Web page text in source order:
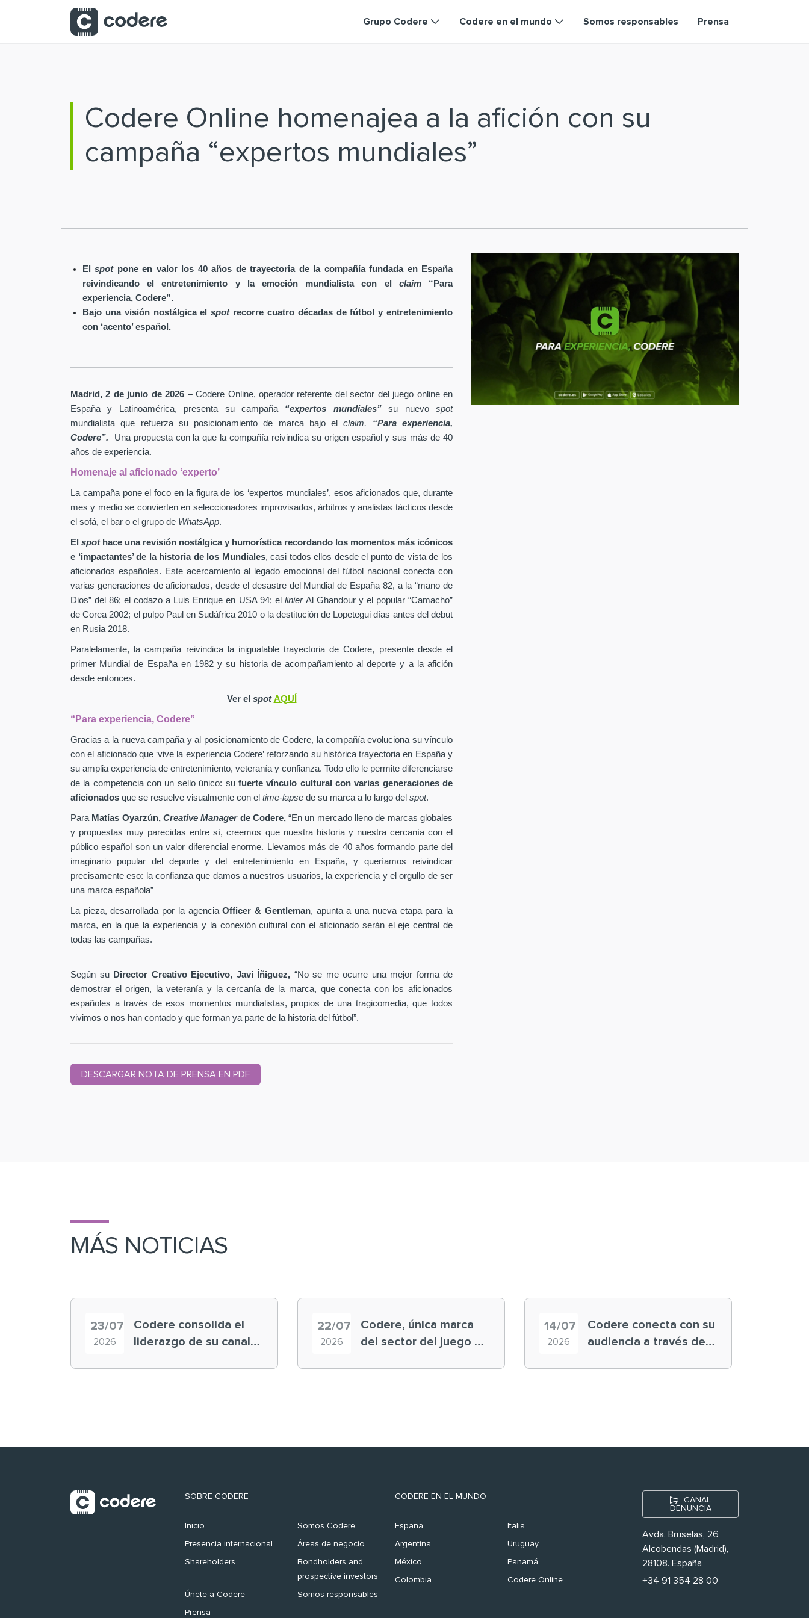
Saltar al contenido principal
Grupo Codere Codere en el mundo Somos responsables Prensa
Codere Online homenajea a la afición con su
campaña “expertos mundiales”
Elspot pone en valor los 40 años de trayectoria de la compañía fundada en España
reivindicando el entretenimiento y la emoción mundialista con el claim“Para
experiencia, Codere”.
Bajo una visión nostálgica elspotrecorre cuatro décadas de fútbol y entretenimiento
con ‘acento’ español.
Madrid, 2 de junio de 2026 –Codere Online, operador referente del sector del juego online en
España y Latinoamérica, presenta su campaña
“expertos mundiales”su nuevospot
mundialista que refuerza su posicionamiento de marca bajo elclaim,
“Para experiencia,
Codere”.
Una propuesta con la que la compañía reivindica su origen español y sus más de 40
años de experiencia.
Homenaje al aficionado ‘experto’
La campaña pone el foco en la figura de los ‘expertos mundiales’, esos aficionados que, durante
mes y medio se convierten en seleccionadores improvisados, árbitros y analistas tácticos desde
el sofá, el bar o el grupo de WhatsApp.
El spothace una revisión nostálgica y humorística recordando los momentos más icónicos
e ‘impactantes’ de la historia de los Mundiales, casi todos ellos desde el punto de vista de los
aficionados españoles. Este acercamiento al legado emocional del fútbol nacional conecta con
varias generaciones de aficionados, desde el desastre del Mundial de España 82, a la “mano de
Dios” del 86; el codazo a Luis Enrique en USA 94; el linier Al Ghandour y el popular “Camacho”
de Corea 2002; el pulpo Paul en Sudáfrica 2010 o la destitución de Lopetegui días antes del debut
en Rusia 2018.
Paralelamente, la campaña reivindica la inigualable trayectoria de Codere, presente desde el
primer Mundial de España en 1982 y su historia de acompañamiento al deporte y a la afición
desde entonces.
Ver el spotAQUÍ
“Para experiencia, Codere”
Gracias a la nueva campaña y al posicionamiento de Codere, la compañía evoluciona su vínculo
con el aficionado que ‘vive la experiencia Codere’ reforzando su histórica trayectoria en España y
su amplia experiencia de entretenimiento, veteranía y confianza. Todo ello le permite diferenciarse
de la competencia con un sello único: su fuerte vínculo cultural con varias generaciones de
aficionados que se resuelve visualmente con el time-lapse de su marca a lo largo del spot.
Para Matías Oyarzún, Creative Managerde Codere,“En un mercado lleno de marcas globales
y propuestas muy parecidas entre sí, creemos que nuestra historia y nuestra cercanía con el
público español son un valor diferencial enorme. Llevamos más de 40 años formando parte del
imaginario popular del deporte y del entretenimiento en España, y queríamos reivindicar
precisamente eso: la confianza que damos a nuestros usuarios, la experiencia y el orgullo de ser
una marca española”
La pieza, desarrollada por la agenciaOfficer & Gentleman, apunta a una nueva etapa para la
marca, en la que la experiencia y la conexión cultural con el aficionado serán el eje central de
todas las campañas.
Según su Director Creativo Ejecutivo, Javi Íñiguez, “No se me ocurre una mejor forma de
demostrar el origen, la veteranía y la cercanía de la marca, que conecta con los aficionados
españoles a través de esos momentos mundialistas, propios de una tragicomedia, que todos
vivimos o nos han contado y que forman ya parte de la historia del fútbol”.
DESCARGAR NOTA DE PRENSA EN PDF
MÁS NOTICIAS
23/07
2026
Codere consolida el
liderazgo de su canal
22/07
2026
Codere, única marca
del sector del juego en
14/07
2026
Codere conecta con su
audiencia a través de
SOBRE CODERE
Inicio Somos Codere
Presencia internacional Áreas de negocio
Shareholders
Bondholders and
prospective investors
Únete a Codere Somos responsables
Prensa
CODERE EN EL MUNDO
España Italia
Argentina Uruguay
México Panamá
Colombia Codere Online
CANAL
DENUNCIA
Avda. Bruselas, 26
Alcobendas (Madrid),
28108. España
+34 91 354 28 00